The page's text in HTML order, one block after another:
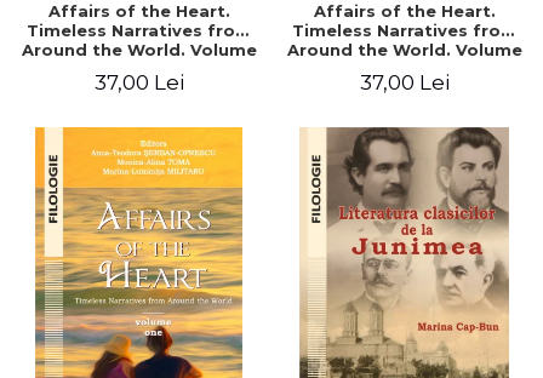
Affairs of the Heart.
Timeless Narratives from
Around the World. Volume
37,00 Lei
Affairs of the Heart.
Timeless Narratives from
Around the World. Volume
37,00 Lei